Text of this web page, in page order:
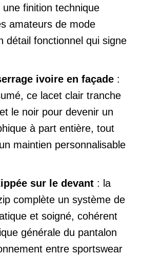
finition technique
amateurs de mode
détail fonctionnel qui signe
ivoire en façade :
ce lacet clair tranche
le noir pour devenir un
à part entière, tout
maintien personnalisable
sur le devant : la
complète un système de
et soigné, cohérent
générale du pantalon
entre sportswear